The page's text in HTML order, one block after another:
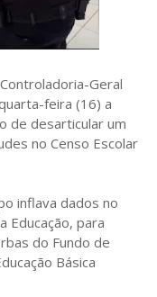
Geral
feira (16) a
de desarticular um
no Censo Escolar
inflava dados no
Educação, para
do Fundo de
Básica